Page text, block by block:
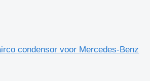
condensor voor Mercedes-Benz